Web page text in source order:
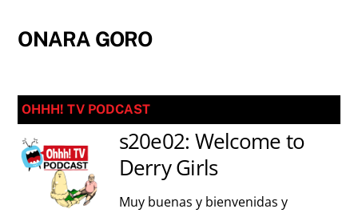
ONARA GORO
OHHH! TV PODCAST
s20e02: Welcome to
Derry Girls
Muy buenas y bienvenidas y